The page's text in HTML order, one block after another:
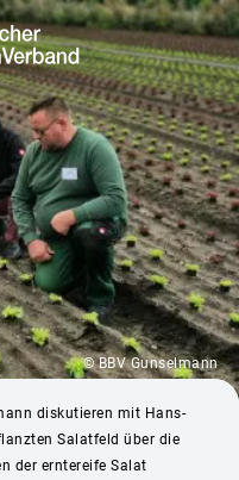
© BBV Gunselmann
diskutieren mit Hans-
Salatfeld über die
der erntereife Salat